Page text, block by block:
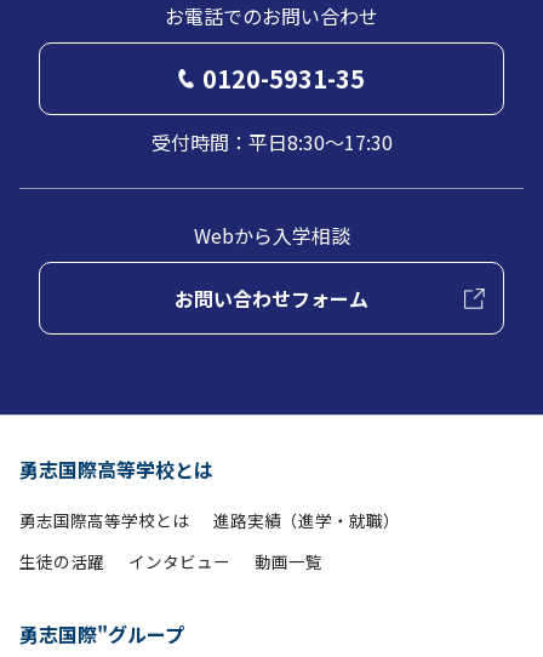
お電話でのお問い合わせ
0120-5931-35
受付時間：平日8:30～17:30
Webから入学相談
お問い合わせフォーム
勇志国際高等学校とは
勇志国際高等学校とは
進路実績（進学・就職）
生徒の活躍
インタビュー 動画一覧
勇志国際"グループ